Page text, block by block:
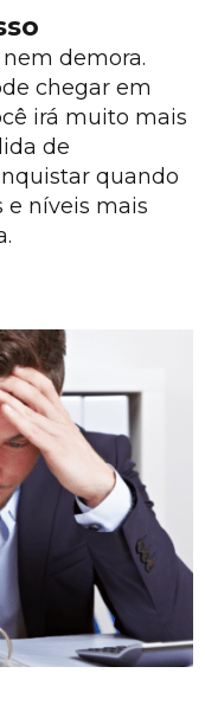
demora.
chegar em
irá muito mais
de
quando
e níveis mais